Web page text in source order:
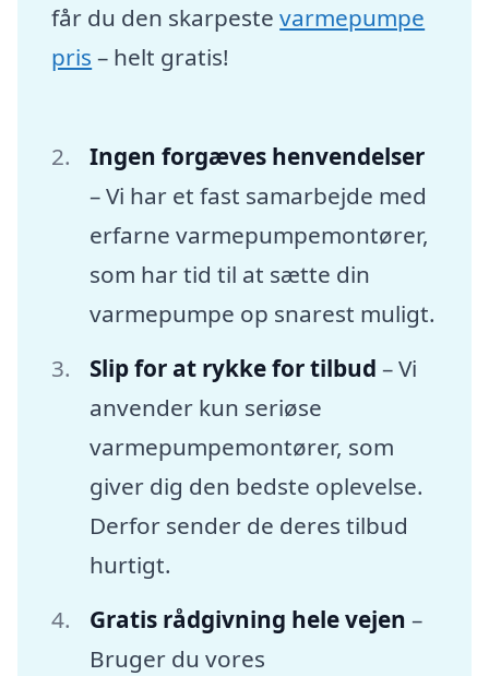
får du den skarpestevarmepumpe
pris – helt gratis!
Ingen forgæves henvendelser
– Vi har et fast samarbejde med
erfarne varmepumpemontører,
som har tid til at sætte din
varmepumpe op snarest muligt.
Slip for at rykke for tilbud – Vi
anvender kun seriøse
varmepumpemontører, som
giver dig den bedste oplevelse.
Derfor sender de deres tilbud
hurtigt.
Gratis rådgivning hele vejen –
Bruger du vores